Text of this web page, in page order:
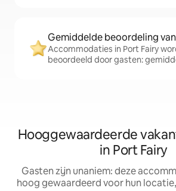
Gemiddelde beoordeling
Accommodaties in Port Fairy
beoordeeld door gasten:
Hooggewaardeerde
in Port Fairy
Gasten zijn unaniem: deze
hoog gewaardeerd voor hun